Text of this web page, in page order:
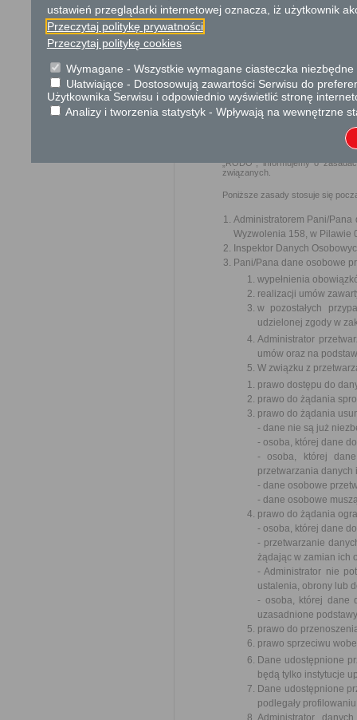
Podstawa prawna
Ochrona danych osobowych
Klauzula informacyjna o
W związku z realizacją
ochrony osób fizycznych w
„RODO”, informujemy o
związanych.
Poniższe zasady stosuje się
Administratorem Pani/
Wyzwolenia 158, w Pilawie
Inspektor Danych
Pani/Pana dane osobowe
wypełnienia
realizacji umów
w pozostałych
udzielonej zgody w
Administrator
umów oraz na
W związku z
prawo dostępu do
prawo do żądania
prawo do żądania
- dane nie są już
- osoba, której dane
- osoba, której
przetwarzania
- dane osobowe
- dane osobowe
prawo do żądania
- osoba, której dane
- przetwarzanie
żądając w zamian ich
- Administrator nie
ustalenia, obrony lub
- osoba, której dane
uzasadnione
prawo do
prawo sprzeciwu
Dane udostępnione
będą tylko instytucje
Dane udostępnione
podlegały
Administrator
ustawień przeglądarki internetowej oznacza, iż użytkownik
Przeczytaj politykę prywatności
Przeczytaj politykę cookies
Wymagane - Wszystkie wymagane ciasteczka
Ułatwiające - Dostosowują zawartości Serwisu do
Użytkownika Serwisu i odpowiednio wyświetlić stronę
Analizy i tworzenia statystyk - Wpływają na wewnętrzne